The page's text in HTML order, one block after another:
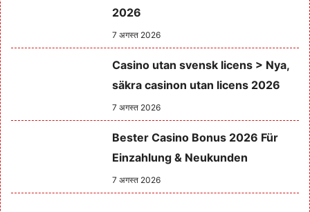
2026
7 अगस्त 2026
Casino utan svensk licens > Nya,
säkra casinon utan licens 2026
7 अगस्त 2026
Bester Casino Bonus 2026 Für
Einzahlung & Neukunden
7 अगस्त 2026